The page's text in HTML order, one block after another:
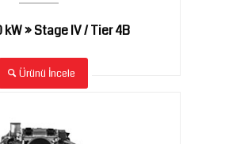
kW » Stage IV / Tier 4B
Ürünü İncele